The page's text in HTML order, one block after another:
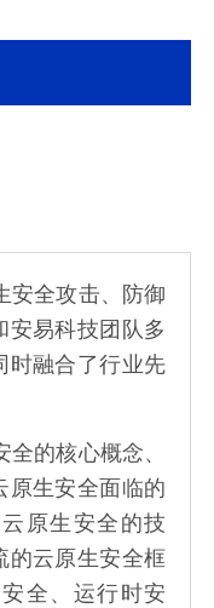
全攻击、防御
安易科技团队多
时融合了行业先
的核心概念、
原生安全面临的
原生安全的技
的云原生安全框
全、运行时安